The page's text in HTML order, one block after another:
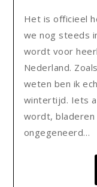
Het is officieel
we nog steeds
wordt voor
Nederland.
weten ben ik
wintertijd. Iets
wordt, bladeren
ongegeneerd…